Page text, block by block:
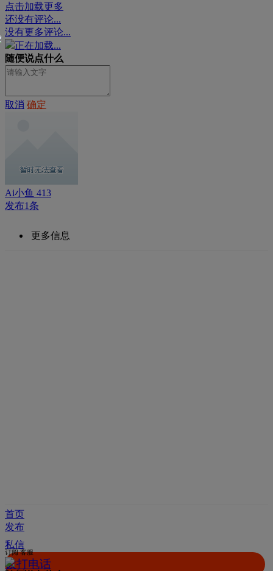
点击加载更多
还没有评论...
没有更多评论...
正在加载...
随便说点什么
取消 确定
Ai小鱼 413
发布1条
更多信息
首页
发布
私信
拨打电话
订阅 客服